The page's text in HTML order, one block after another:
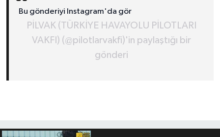
Bu gönderiyi Instagram'da gör
PİLVAK (TÜRKİYE HAVAYOLU PİLOTLARI
VAKFI) (@pilotlarvakfi)'in paylaştığı bir
gönderi